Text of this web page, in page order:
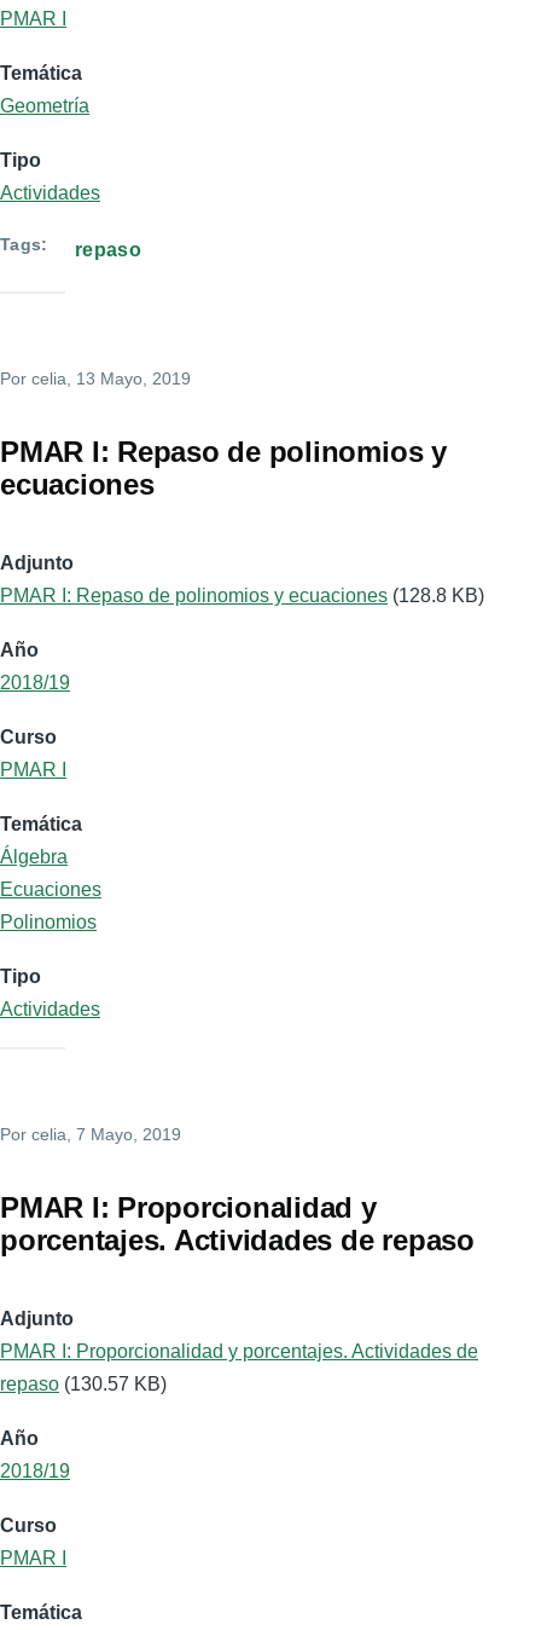
PMAR I
Temática
Geometría
Tipo
Actividades
Tags repaso
Por celia , 13 Mayo, 2019
PMAR I: Repaso de polinomios y
ecuaciones
Adjunto
PMAR I: Repaso de polinomios y ecuaciones (128.8 KB)
Año
2018/19
Curso
PMAR I
Temática
Álgebra
Ecuaciones
Polinomios
Tipo
Actividades
Por celia , 7 Mayo, 2019
PMAR I: Proporcionalidad y
porcentajes. Actividades de repaso
Adjunto
PMAR I: Proporcionalidad y porcentajes. Actividades de
repaso (130.57 KB)
Año
2018/19
Curso
PMAR I
Temática